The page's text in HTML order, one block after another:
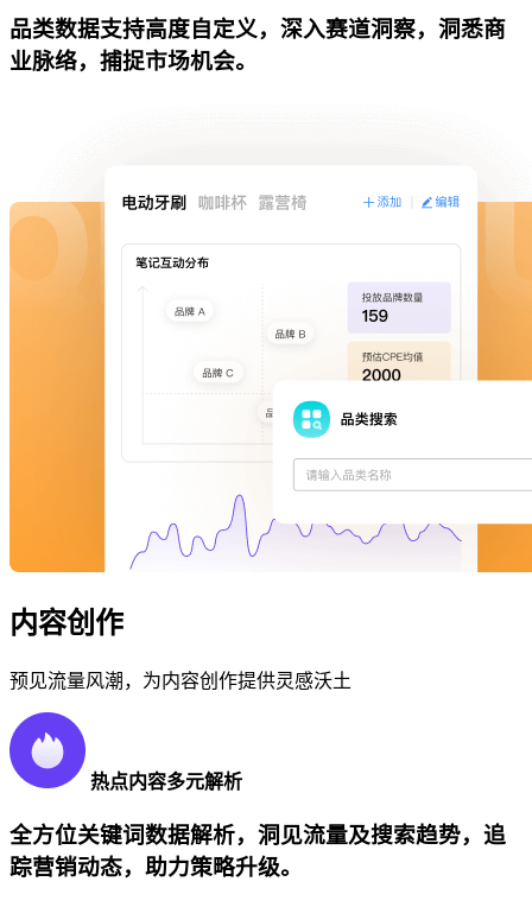
品类数据支持高度自定义，深入赛道洞察，洞悉商
业脉络，捕捉市场机会。
内容创作
预见流量风潮，为内容创作提供灵感沃土
热点内容多元解析
全方位关键词数据解析，洞见流量及搜索趋势，追
踪营销动态，助力策略升级。